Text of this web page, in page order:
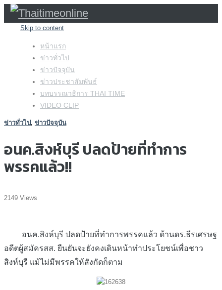
Skip to content
หน้าแรก
ข่าวทั่วไป
ข่าวปัจจุบัน
ข่าวประชาสัมพันธ์
บทบรรณาธิการ THAI TIME
VIDEO CLIP
ข่าวทั่วไป, ข่าวปัจจุบัน
อนค.สิงห์บุรี ปลดป้ายที่ทำการ
พรรคแล้ว!!
2149 Views
อนค.สิงห์บุรี ปลดป้ายที่ทำการพรรคแล้ว ด้านดร.ธีรเศรษฐ
อดีตผู้สมัครสส. ยืนยันจะยังคงเดินหน้าทำประโยชน์เพื่อชาว
สิงห์บุรี แม้ไม่มีพรรคให้สังกัดก็ตาม